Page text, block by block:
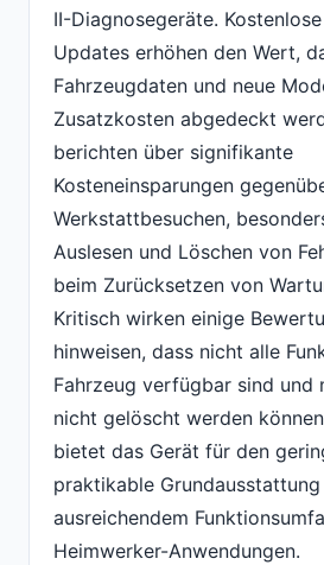
II-Diagnosegeräte.
Updates erhöhen den Wert,
Fahrzeugdaten und neue
Zusatzkosten abgedeckt
berichten über signifikante
Kosteneinsparungen
Werkstattbesuchen,
Auslesen und Löschen von
beim Zurücksetzen von
Kritisch wirken einige
hinweisen, dass nicht alle
Fahrzeug verfügbar sind und
nicht gelöscht werden
bietet das Gerät für den
praktikable
ausreichendem
Heimwerker-Anwendungen.